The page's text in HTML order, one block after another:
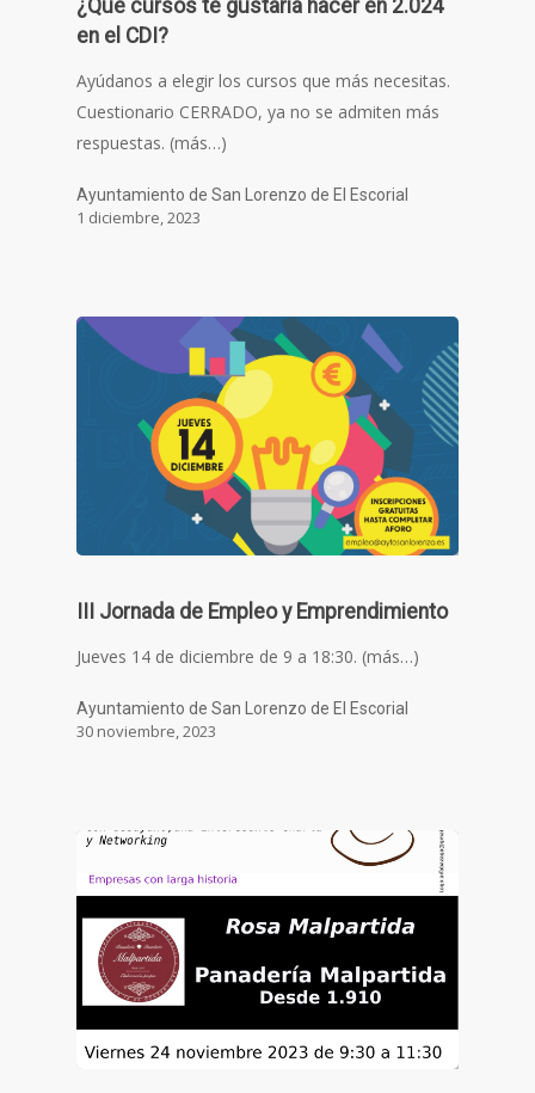
¿Qué cursos te gustaría hacer en 2.024
en el CDI?
Ayúdanos a elegir los cursos que más necesitas.
Cuestionario CERRADO, ya no se admiten más
respuestas. (más…)
Ayuntamiento de San Lorenzo de El Escorial
1 diciembre, 2023
III Jornada de Empleo y Emprendimiento
Jueves 14 de diciembre de 9 a 18:30. (más…)
Ayuntamiento de San Lorenzo de El Escorial
30 noviembre, 2023